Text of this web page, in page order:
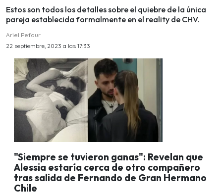
Estos son todos los detalles sobre el quiebre de la única
pareja establecida formalmente en el reality de CHV.
Ariel Pefaur
22 septiembre, 2023 a las 17:33
"Siempre se tuvieron ganas": Revelan que
Alessia estaría cerca de otro compañero
tras salida de Fernando de Gran Hermano
Chile